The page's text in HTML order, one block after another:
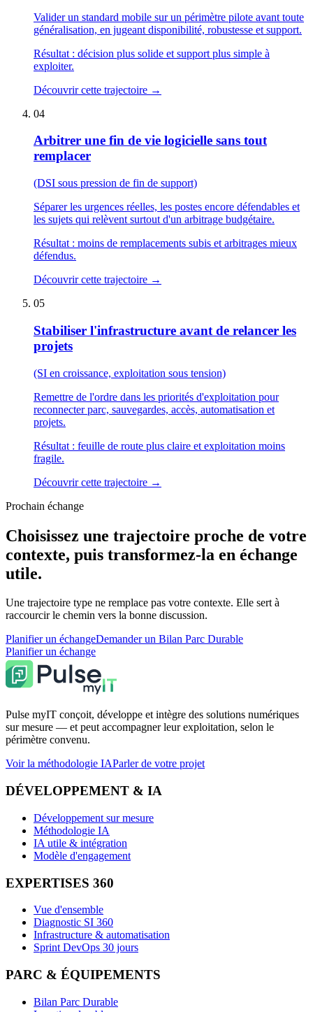
Valider un standard mobile sur un périmètre pilote avant toute
généralisation, en jugeant disponibilité, robustesse et support.
Résultat : décision plus solide et support plus simple à
exploiter.
Découvrir cette trajectoire →
04
Arbitrer une fin de vie logicielle sans tout
remplacer
(DSI sous pression de fin de support)
Séparer les urgences réelles, les postes encore défendables et
les sujets qui relèvent surtout d'un arbitrage budgétaire.
Résultat : moins de remplacements subis et arbitrages mieux
défendus.
Découvrir cette trajectoire →
05
Stabiliser l'infrastructure avant de relancer les
projets
(SI en croissance, exploitation sous tension)
Remettre de l'ordre dans les priorités d'exploitation pour
reconnecter parc, sauvegardes, accès, automatisation et
projets.
Résultat : feuille de route plus claire et exploitation moins
fragile.
Découvrir cette trajectoire →
Prochain échange
Choisissez une trajectoire proche de votre
contexte, puis transformez-la en échange
utile.
Une trajectoire type ne remplace pas votre contexte. Elle sert à
raccourcir le chemin vers la bonne discussion.
Planifier un échangeDemander un Bilan Parc Durable
Planifier un échange
Pulse myIT conçoit, développe et intègre des solutions numériques
sur mesure — et peut accompagner leur exploitation, selon le
périmètre convenu.
Voir la méthodologie IAParler de votre projet
DÉVELOPPEMENT & IA
Développement sur mesure
Méthodologie IA
IA utile & intégration
Modèle d'engagement
EXPERTISES 360
Vue d'ensemble
Diagnostic SI 360
Infrastructure & automatisation
Sprint DevOps 30 jours
PARC & ÉQUIPEMENTS
Bilan Parc Durable